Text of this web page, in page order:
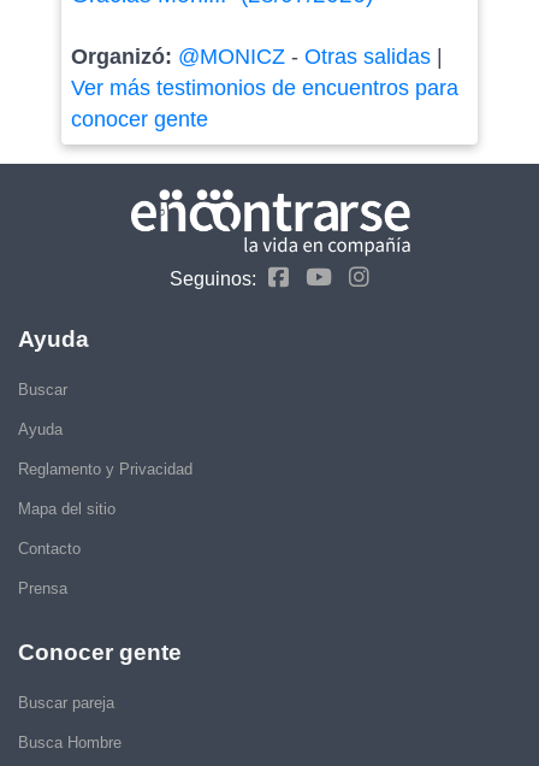
Organizó: @MONICZ- Otras salidas|
Ver más testimonios de encuentros para
conocer gente
Seguinos:
Ayuda
Buscar
Ayuda
Reglamento y Privacidad
Mapa del sitio
Contacto
Prensa
Conocer gente
Buscar pareja
Busca Hombre